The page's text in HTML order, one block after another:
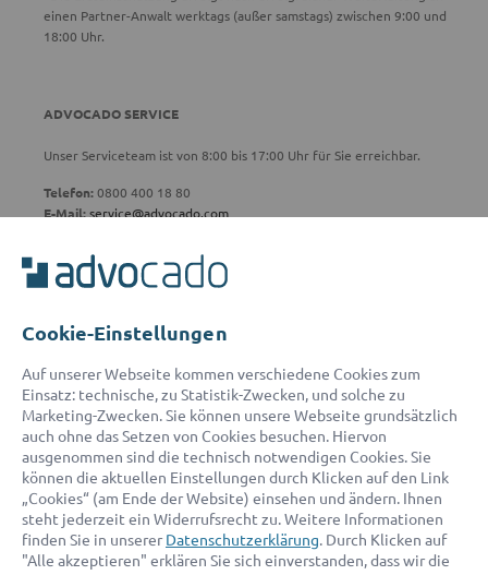
einen Partner-Anwalt werktags (außer samstags) zwischen 9:00 und
18:00 Uhr.
ADVOCADO SERVICE
Unser Serviceteam ist von 8:00 bis 17:00 Uhr für Sie erreichbar.
Telefon:0800 400 18 80
E-Mail:service@advocado.com
© 2026 advocado - einfach online den passenden Rechtsanwalt finden
Auszeichnungen:
Cookie-Einstellungen
Auf unserer Webseite kommen verschiedene Cookies zum
Einsatz: technische, zu Statistik-Zwecken, und solche zu
Marketing-Zwecken. Sie können unsere Webseite grundsätzlich
auch ohne das Setzen von Cookies besuchen. Hiervon
ausgenommen sind die technisch notwendigen Cookies. Sie
können die aktuellen Einstellungen durch Klicken auf den Link
„Cookies“ (am Ende der Website) einsehen und ändern. Ihnen
steht jederzeit ein Widerrufsrecht zu. Weitere Informationen
finden Sie in unserer Datenschutzerklärung. Durch Klicken auf
"Alle akzeptieren" erklären Sie sich einverstanden, dass wir die